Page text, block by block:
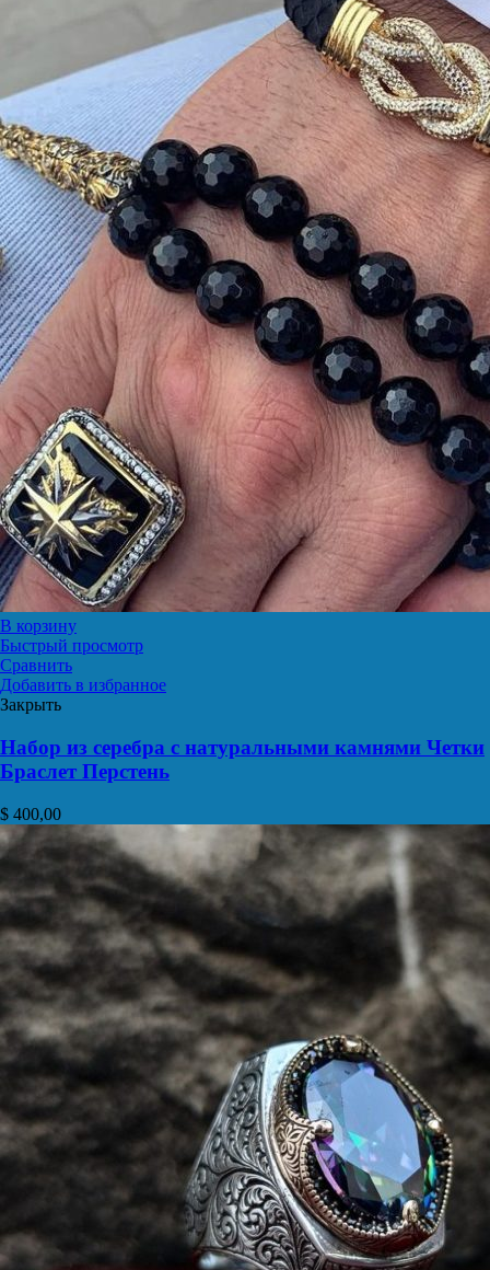
В корзину
Быстрый просмотр
Сравнить
Добавить в избранное
Закрыть
Набор из серебра с натуральными камнями Четки
Браслет Перстень
$ 400,00